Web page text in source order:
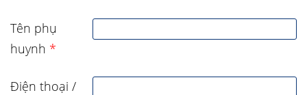
Tên phụ
huynh *
Điện thoại /